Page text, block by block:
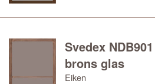
Svedex
brons glas
Eiken